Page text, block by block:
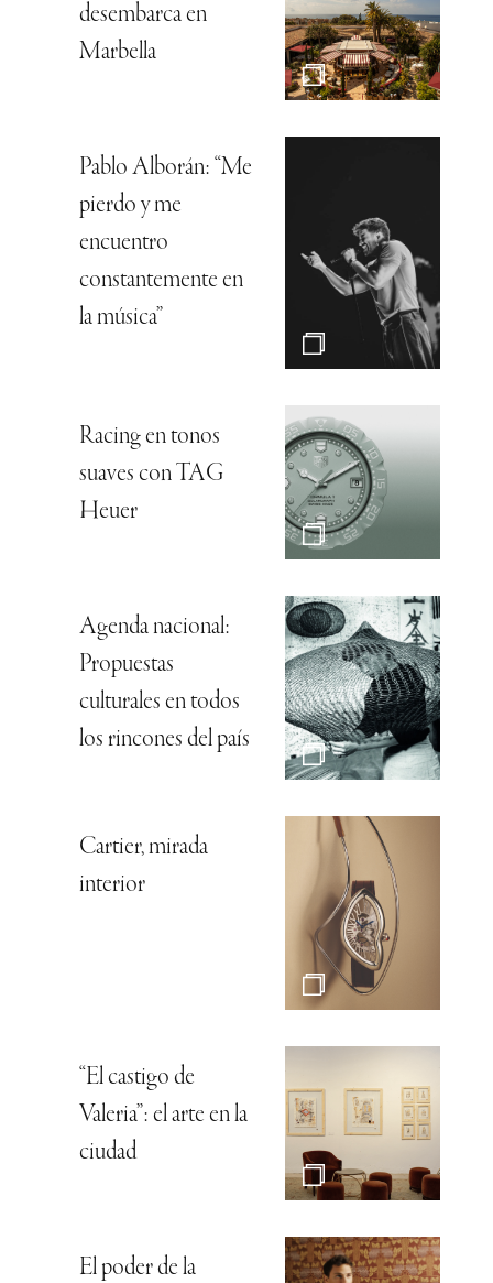
desembarca en
Marbella
Pablo Alborán: “Me
pierdo y me
encuentro
constantemente en
la música”
Racing en tonos
suaves con TAG
Heuer
Agenda nacional:
Propuestas
culturales en todos
los rincones del país
Cartier, mirada
interior
“El castigo de
Valeria”: el arte en la
ciudad
El poder de la